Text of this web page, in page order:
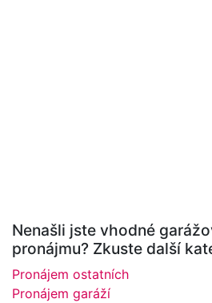
Nenašli jste vhodné
pronájmu? Zkuste další
Pronájem ostatních
Pronájem garáží